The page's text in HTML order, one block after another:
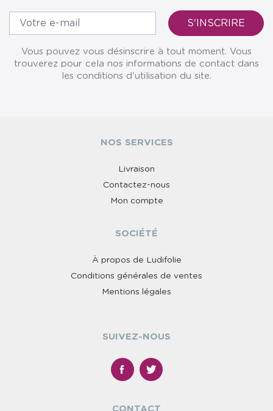
Vous pouvez vous désinscrire à tout moment. Vous
trouverez pour cela nos informations de contact dans
les conditions d'utilisation du site.
NOS SERVICES
Livraison
Contactez-nous
Mon compte
SOCIÉTÉ
À propos de Ludifolie
Conditions générales de ventes
Mentions légales
SUIVEZ-NOUS
CONTACT